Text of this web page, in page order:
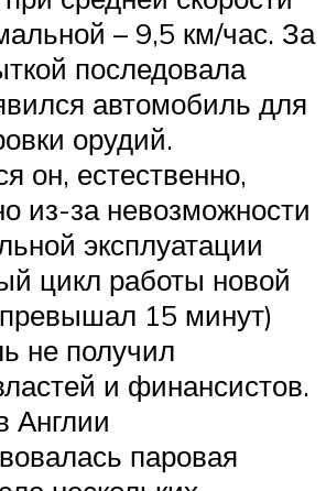
– 9,5 км/час. За
последовала
автомобиль для
орудий.
он, естественно,
из-за невозможности
эксплуатации
цикл работы новой
15 минут)
не получил
и финансистов.
Англии
паровая